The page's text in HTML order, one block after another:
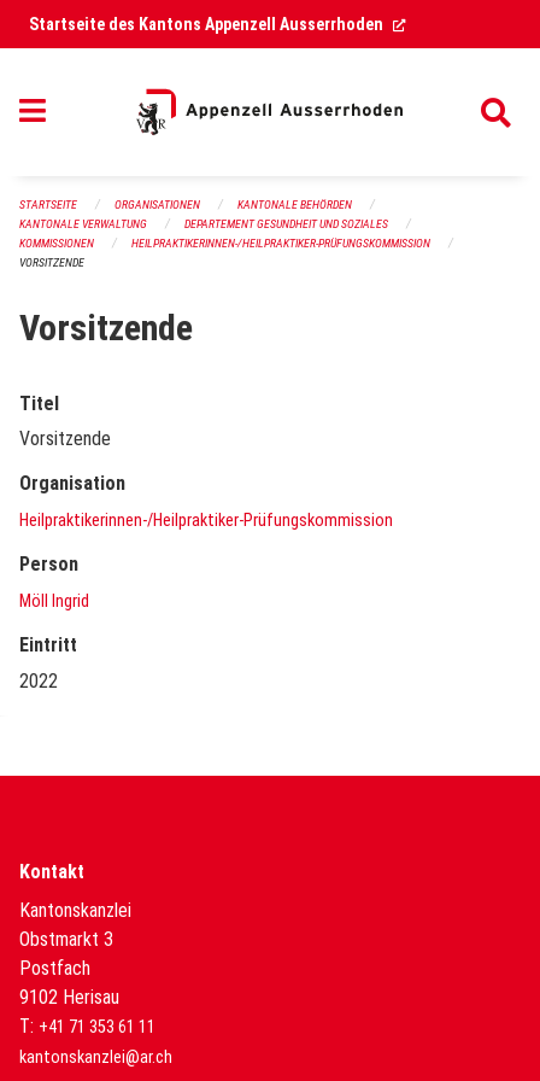
Navigation überspringen
Startseite des Kantons Appenzell Ausserrhoden (External Link)
STARTSEITE ORGANISATIONEN
KANTONALE BEHÖRDEN
KANTONALE VERWALTUNG
DEPARTEMENT GESUNDHEIT UND SOZIALES
KOMMISSIONEN
HEILPRAKTIKERINNEN-/HEILPRAKTIKER-PRÜFUNGSKOMMISSION
VORSITZENDE
Vorsitzende
Titel
Vorsitzende
Organisation
Heilpraktikerinnen-/Heilpraktiker-Prüfungskommission
Person
Möll Ingrid
Eintritt
2022
Kontakt
Kantonskanzlei
Obstmarkt 3
Postfach
9102 Herisau
T: +41 71 353 61 11
kantonskanzlei@ar.ch